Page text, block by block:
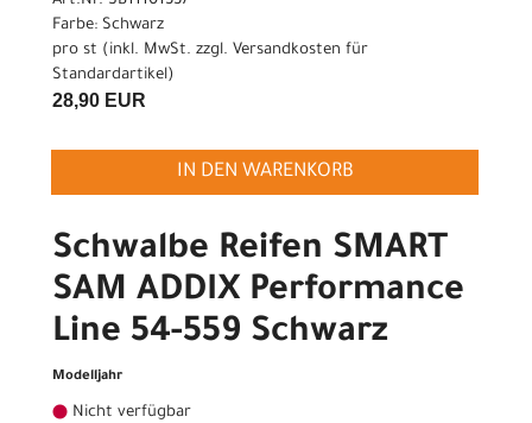
Farbe: Schwarz
pro st (inkl. MwSt. zzgl. Versandkosten für
Standardartikel)
28,90 EUR
IN DEN WARENKORB
Schwalbe Reifen SMART
SAM ADDIX Performance
Line 54-559 Schwarz
Modelljahr
Nicht verfügbar